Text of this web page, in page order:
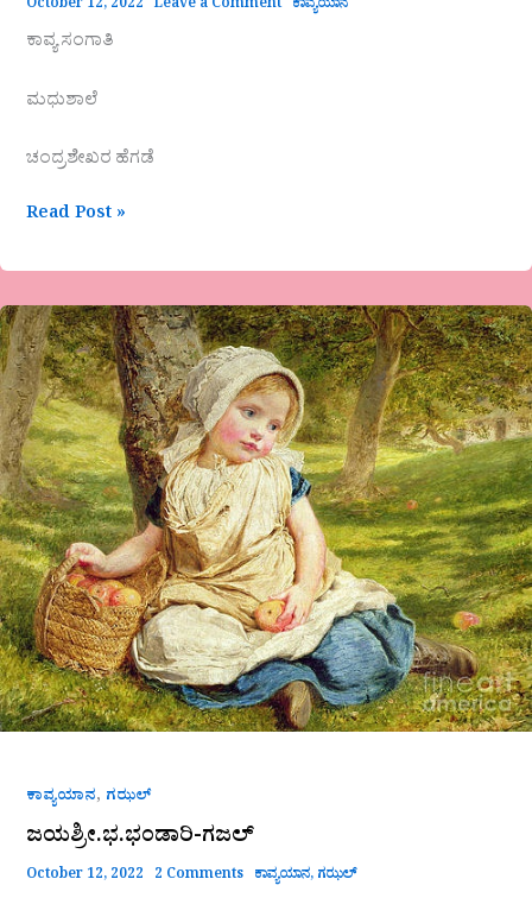
October 12, 2022 Leave a Comment ಕಾವ್ಯಯಾನ
ಕಾವ್ಯ ಸಂಗಾತಿ
ಮಧುಶಾಲೆ
ಚಂದ್ರಶೇಖರ ಹೆಗಡೆ
Read Post »
ಕಾವ್ಯಯಾನ, ಗಝಲ್
ಜಯಶ್ರೀ.ಭ.ಭಂಡಾರಿ-ಗಜಲ್
October 12, 2022 2 Comments ಕಾವ್ಯಯಾನ, ಗಝಲ್
ಜಯಶ್ರೀ.ಭ.ಭಂಡಾರಿ-
ಗಜಲ್